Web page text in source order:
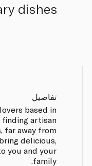
dishes.
تفاصيل
based in
finding artisan
far away from
delicious,
you and your
family.